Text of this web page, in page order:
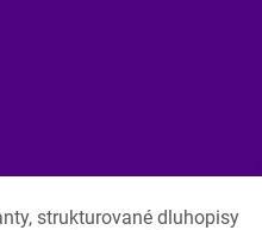
strukturované dluhopisy